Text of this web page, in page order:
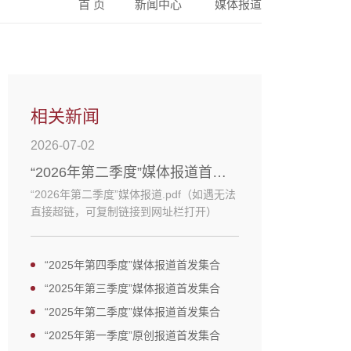
首 页 新闻中心 媒体报道
相关新闻
2026-07-02
“2026年第二季度”媒体报道首发集合
“2026年第二季度”媒体报道.pdf（如遇无法
直接超链，可复制链接到网址栏打开）
“2025年第四季度”媒体报道首发集合
“2025年第三季度”媒体报道首发集合
“2025年第二季度”媒体报道首发集合
“2025年第一季度”原创报道首发集合